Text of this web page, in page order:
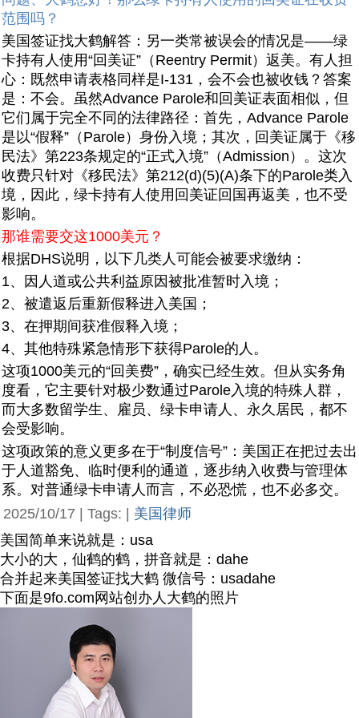
范围吗？
美国签证找大鹤解答：另一类常被误会的情况是——绿
卡持有人使用“回美证”（Reentry Permit）返美。有人担
心：既然申请表格同样是I-131，会不会也被收钱？答案
是：不会。虽然Advance Parole和回美证表面相似，但
它们属于完全不同的法律路径：首先，Advance Parole
是以“假释”（Parole）身份入境；其次，回美证属于《移
民法》第223条规定的“正式入境”（Admission）。这次
收费只针对《移民法》第212(d)(5)(A)条下的Parole类入
境，因此，绿卡持有人使用回美证回国再返美，也不受
影响。
那谁需要交这1000美元？
根据DHS说明，以下几类人可能会被要求缴纳：
1、因人道或公共利益原因被批准暂时入境；
2、被遣返后重新假释进入美国；
3、在押期间获准假释入境；
4、其他特殊紧急情形下获得Parole的人。
这项1000美元的“回美费”，确实已经生效。但从实务角
度看，它主要针对极少数通过Parole入境的特殊人群，
而大多数留学生、雇员、绿卡申请人、永久居民，都不
会受影响。
这项政策的意义更多在于“制度信号”：美国正在把过去出
于人道豁免、临时便利的通道，逐步纳入收费与管理体
系。对普通绿卡申请人而言，不必恐慌，也不必多交。
2025/10/17 | Tags: | 美国律师
美国简单来说就是：usa
大小的大，仙鹤的鹤，拼音就是：dahe
合并起来美国签证找大鹤 微信号：usadahe
下面是9fo.com网站创办人大鹤的照片